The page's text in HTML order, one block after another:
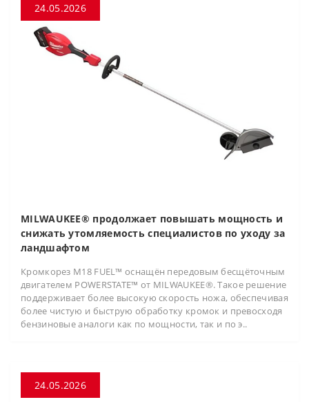
24.05.2026
MILWAUKEE® продолжает повышать мощность и
снижать утомляемость специалистов по уходу за
ландшафтом
Кромкорез M18 FUEL™ оснащён передовым бесщёточным
двигателем POWERSTATE™ от MILWAUKEE®. Такое решение
поддерживает более высокую скорость ножа, обеспечивая
более чистую и быструю обработку кромок и превосходя
бензиновые аналоги как по мощности, так и по э..
24.05.2026